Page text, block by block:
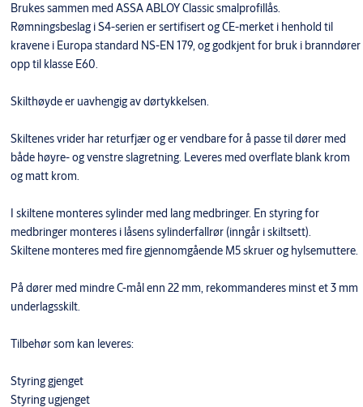
Brukes sammen med ASSA ABLOY Classic smalprofillås.
Rømningsbeslag i S4-serien er sertifisert og CE-merket i henhold til
kravene i Europa standard NS-EN 179, og godkjent for bruk i branndører
opp til klasse E60.
Skilthøyde er uavhengig av dørtykkelsen.
Skiltenes vrider har returfjær og er vendbare for å passe til dører med
både høyre- og venstre slagretning. Leveres med overflate blank krom
og matt krom.
I skiltene monteres sylinder med lang medbringer. En styring for
medbringer monteres i låsens sylinderfallrør (inngår i skiltsett).
Skiltene monteres med fire gjennomgående M5 skruer og hylsemuttere.
På dører med mindre C-mål enn 22 mm, rekommanderes minst et 3 mm
underlagsskilt.
Tilbehør som kan leveres:
Styring gjenget
Styring ugjenget